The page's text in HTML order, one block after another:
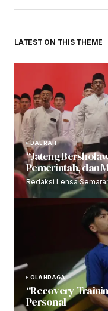
LATEST ON THIS THEME
DAERAH
“Jateng
Pemerintah, dan
Redaksi Lensa
OLAHRAGA
“Recovery
Personal